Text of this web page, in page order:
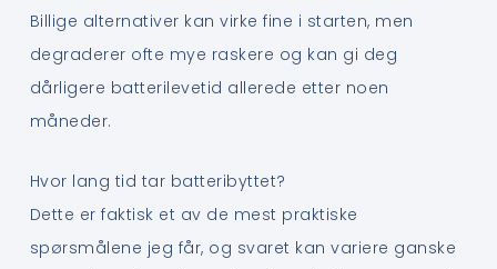
Billige alternativer kan virke fine i starten, men
degraderer ofte mye raskere og kan gi deg
dårligere batterilevetid allerede etter noen
måneder.
Hvor lang tid tar batteribyttet?
Dette er faktisk et av de mest praktiske
spørsmålene jeg får, og svaret kan variere ganske